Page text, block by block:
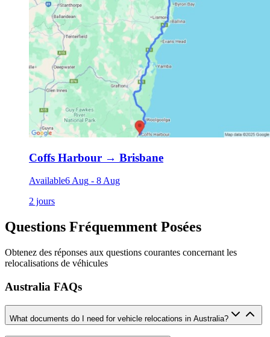
Coffs Harbour → Brisbane
Available6 Aug - 8 Aug
2 jours
Questions Fréquemment Posées
Obtenez des réponses aux questions courantes concernant les
relocalisations de véhicules
Australia FAQs
What documents do I need for vehicle relocations in Australia?